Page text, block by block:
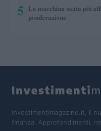
5 La macchina usata più
ponderazione
Investimentimagazine.it, il
finanza. Approfondimenti,